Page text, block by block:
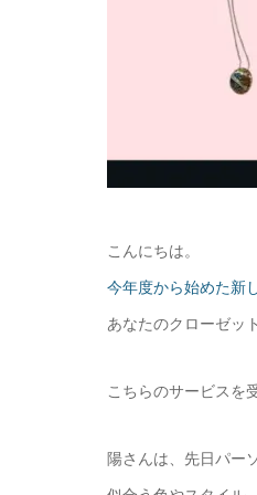
こんにちは。
今年度から始めた新
あなたのクローゼッ
こちらのサービスを
陽さんは、先日パー